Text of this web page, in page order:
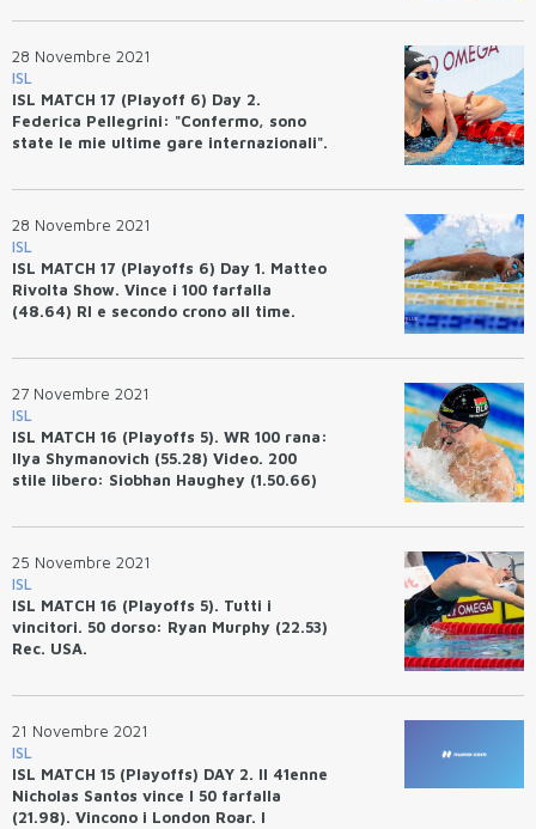
28 Novembre 2021
ISL
ISL MATCH 17 (Playoff 6) Day 2.
Federica Pellegrini: "Confermo, sono
state le mie ultime gare internazionali".
Ceccon, Razzetti, tripletta nei 100 misti.
28 Novembre 2021
ISL
ISL MATCH 17 (Playoffs 6) Day 1. Matteo
Rivolta Show. Vince i 100 farfalla
(48.64) RI e secondo crono all time.
27 Novembre 2021
ISL
ISL MATCH 16 (Playoffs 5). WR 100 rana:
Ilya Shymanovich (55.28) Video. 200
stile libero: Siobhan Haughey (1.50.66)
Bianchi (2.06.33)
25 Novembre 2021
ISL
ISL MATCH 16 (Playoffs 5). Tutti i
vincitori. 50 dorso: Ryan Murphy (22.53)
Rec. USA.
21 Novembre 2021
ISL
ISL MATCH 15 (Playoffs) DAY 2. Il 41enne
Nicholas Santos vince I 50 farfalla
(21.98). Vincono i London Roar. I